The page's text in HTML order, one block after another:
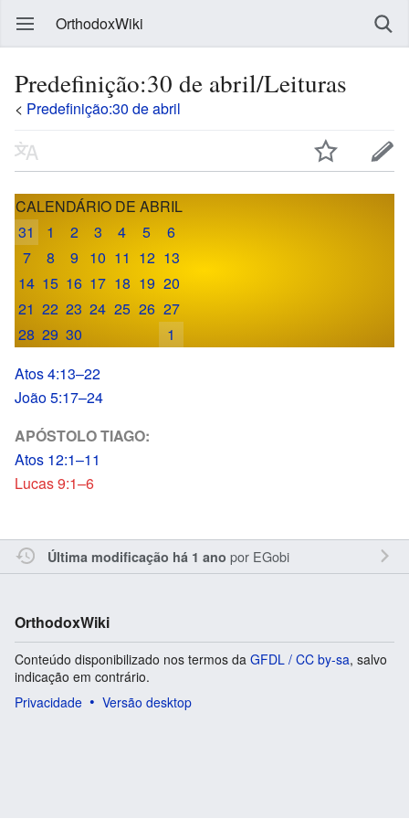
OrthodoxWiki
Predefinição:30 de abril/Leituras
< Predefinição:30 de abril
CALENDÁRIO DE ABRIL
31
1 2 3 4 5
6
7
8 9 10 11 12 13
14 15 16 17 18 19 20
21 22 23 24 25 26 27
28 29 30
1
Atos 4:13–22
João 5:17–24
APÓSTOLO TIAGO:
Atos 12:1–11
Lucas 9:1–6
Última modificação há 1 ano por EGobi
OrthodoxWiki
Conteúdo disponibilizado nos termos da GFDL / CC by-sa, salvo
indicação em contrário.
Privacidade
Versão desktop